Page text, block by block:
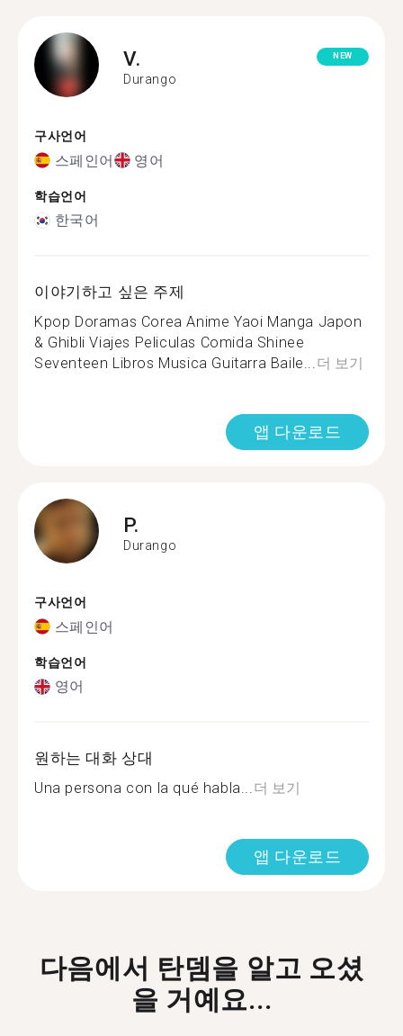
V.
Durango
NEW
구사언어
스페인어 영어
학습언어
한국어
이야기하고 싶은 주제
Kpop Doramas Corea Anime Yaoi Manga Japon
& Ghibli Viajes Peliculas Comida Shinee
Seventeen Libros Musica Guitarra Baile...더 보기
앱 다운로드
P.
Durango
구사언어
스페인어
학습언어
영어
원하는 대화 상대
Una persona con la qué habla...더 보기
앱 다운로드
다음에서 탄뎀을 알고 오셨
을 거예요...